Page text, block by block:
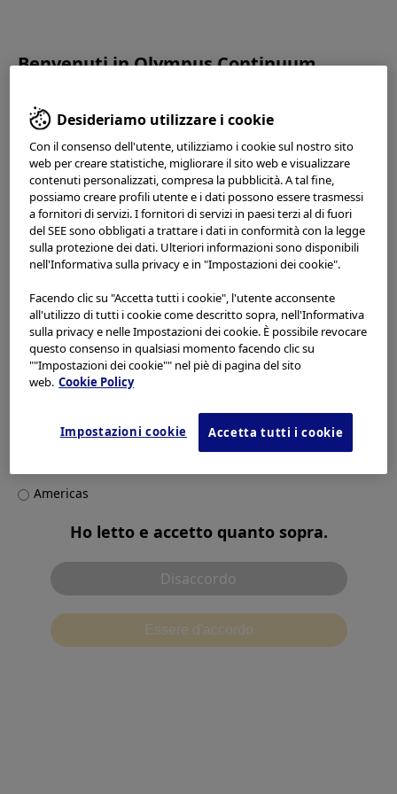
2023.06.26
(English) Instruction for
Use
Back to TOP
Products & Solutions
Condizioni d'uso
Benvenuti in Olympus Continuum.
quanto segue prima di utilizzare questo sito web. Questo
sito web è destinato esclusivamente agli operatori sanitari.
Non siete autorizzati ad accedere, utilizzare o scaricare
alcun materiale da questo sito web se non siete
professionisti sanitari.
Questo sito web utilizza icookieper offrire una migliore
esperienza di navigazione. I cookie permettono di adattare i
siti web ai tuoi interessi e preferenze. Puoi trovare maggiori
recuperare le impostazioni attuali dei cookie per questo sito
web qui e modificarle in qualsiasi momento tramite il link ai
cookie nel footer.
Europe, Middle East and Africa
Americas
Ho letto e accetto quanto sopra.
Disaccordo
Essere d'accordo
Desideriamo utilizzare i cookie
Con il consenso dell'utente, utilizziamo i cookie sul nostro sito
web per creare statistiche, migliorare il sito web e visualizzare
contenuti personalizzati, compresa la pubblicità. A tal fine,
possiamo creare profili utente e i dati possono essere trasmessi
a fornitori di servizi. I fornitori di servizi in paesi terzi al di fuori
del SEE sono obbligati a trattare i dati in conformità con la legge
sulla protezione dei dati. Ulteriori informazioni sono disponibili
nell'Informativa sulla privacy e in "Impostazioni dei cookie".
Facendo clic su "Accetta tutti i cookie", l'utente acconsente
all'utilizzo di tutti i cookie come descritto sopra, nell'Informativa
sulla privacy e nelle Impostazioni dei cookie. È possibile revocare
questo consenso in qualsiasi momento facendo clic su
""Impostazioni dei cookie"" nel piè di pagina del sito
web. Cookie Policy
Impostazioni cookie Accetta tutti i cookie